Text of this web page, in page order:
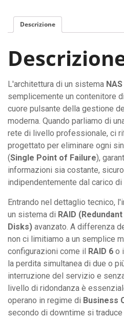
Descrizione
L'architettura di un sistema
semplicemente un contenitore
cuore pulsante della gestione
moderna. Quando parliamo di
rete di livello professionale, ci
progettato per eliminare ogni
(Single Point of Failure),
informazioni sia costante,
indipendentemente dal carico di
Entrando nel dettaglio tecnico,
un sistema di RAID
Disks) avanzato. A differenza
non ci limitiamo a un semplice
configurazioni come il RAID 6 o
la perdita simultanea di due o
interruzione del servizio e
livello di ridondanza è
operano in regime di Business
secondo di downtime si